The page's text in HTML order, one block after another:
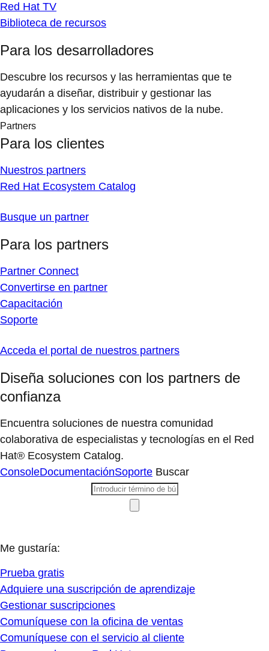
Red Hat TV
Biblioteca de recursos
Para los desarrolladores
Descubre los recursos y las herramientas que te
ayudarán a diseñar, distribuir y gestionar las
aplicaciones y los servicios nativos de la nube.
Partners
Para los clientes
Nuestros partners
Red Hat Ecosystem Catalog
Busque un partner
Para los partners
Partner Connect
Convertirse en partner
Capacitación
Soporte
Acceda el portal de nuestros partners
Diseña soluciones con los partners de
confianza
Encuentra soluciones de nuestra comunidad
colaborativa de especialistas y tecnologías en el Red
Hat® Ecosystem Catalog.
ConsoleDocumentaciónSoporte Buscar
Me gustaría:
Prueba gratis
Adquiere una suscripción de aprendizaje
Gestionar suscripciones
Comuníquese con la oficina de ventas
Comuníquese con el servicio al cliente